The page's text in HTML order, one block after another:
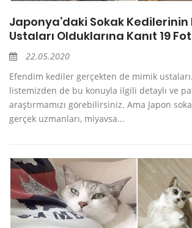
Japonya’daki Sokak Kedilerinin
Ustaları Olduklarına Kanıt 19
22.05.2020
Efendim kediler gerçekten de mimik
listemizden de bu konuyla ilgili detaylı ve
araştırmamızı görebilirsiniz. Ama Japon
gerçek uzmanları, miyavsa...